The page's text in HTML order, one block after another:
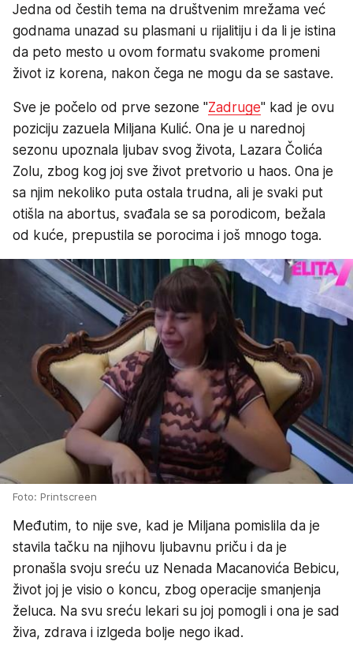
Jedna od čestih tema na društvenim mrežama već
godnama unazad su plasmani u rijalitiju i da li je istina
da peto mesto u ovom formatu svakome promeni
život iz korena, nakon čega ne mogu da se sastave.
Sve je počelo od prve sezone "Zadruge" kad je ovu
poziciju zazuela Miljana Kulić. Ona je u narednoj
sezonu upoznala ljubav svog života, Lazara Čolića
Zolu, zbog kog joj sve život pretvorio u haos. Ona je
sa njim nekoliko puta ostala trudna, ali je svaki put
otišla na abortus, svađala se sa porodicom, bežala
od kuće, prepustila se porocima i još mnogo toga.
Foto: Printscreen
Međutim, to nije sve, kad je Miljana pomislila da je
stavila tačku na njihovu ljubavnu priču i da je
pronašla svoju sreću uz Nenada Macanovića Bebicu,
život joj je visio o koncu, zbog operacije smanjenja
želuca. Na svu sreću lekari su joj pomogli i ona je sad
živa, zdrava i izlgeda bolje nego ikad.